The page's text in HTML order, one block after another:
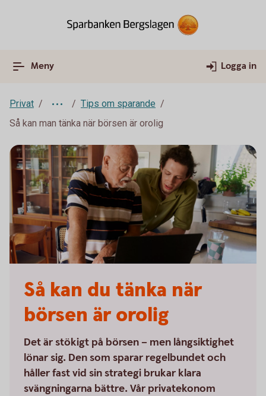
Meny Logga in
Privat
Tips om sparande
Så kan man tänka när börsen är orolig
Så kan du tänka när
börsen är orolig
Det är stökigt på börsen – men långsiktighet
lönar sig. Den som sparar regelbundet och
håller fast vid sin strategi brukar klara
svängningarna bättre. Vår privatekonom